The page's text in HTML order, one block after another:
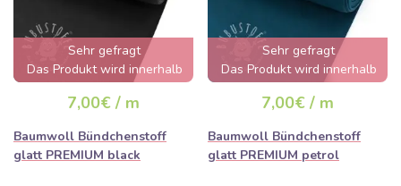
Sehr gefragt
Das Produkt wird innerhalb
von wenigen Stunden
ausverkauft sein
7,00€ / m
Baumwoll Bündchenstoff
glatt PREMIUM black
Sehr gefragt
Das Produkt wird innerhalb
von wenigen Stunden
ausverkauft sein
7,00€ / m
Baumwoll Bündchenstoff
glatt PREMIUM petrol